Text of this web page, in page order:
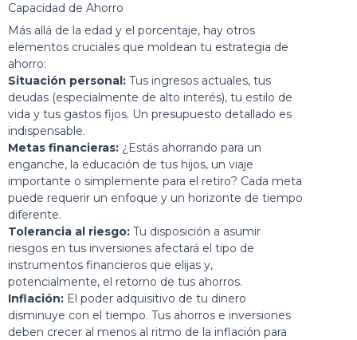
Capacidad de Ahorro
Más allá de la edad y el porcentaje, hay otros
elementos cruciales que moldean tu estrategia de
ahorro:
Situación personal: Tus ingresos actuales, tus
deudas (especialmente de alto interés), tu estilo de
vida y tus gastos fijos. Un presupuesto detallado es
indispensable.
Metas financieras: ¿Estás ahorrando para un
enganche, la educación de tus hijos, un viaje
importante o simplemente para el retiro? Cada meta
puede requerir un enfoque y un horizonte de tiempo
diferente.
Tolerancia al riesgo: Tu disposición a asumir
riesgos en tus inversiones afectará el tipo de
instrumentos financieros que elijas y,
potencialmente, el retorno de tus ahorros.
Inflación: El poder adquisitivo de tu dinero
disminuye con el tiempo. Tus ahorros e inversiones
deben crecer al menos al ritmo de la inflación para